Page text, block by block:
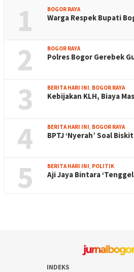
1 BOGOR RAYA
Warga Respek Bupati
2 BOGOR RAYA
Polres Bogor Gerebek
3 BERITA HARI INI, BOGOR RAYA
Kebijakan KLH, Biaya
4 BERITA HARI INI, BOGOR RAYA
BPTJ ‘Nyerah’ Soal
5 BERITA HARI INI, POLITIK
Aji Jaya Bintara
INDEKS